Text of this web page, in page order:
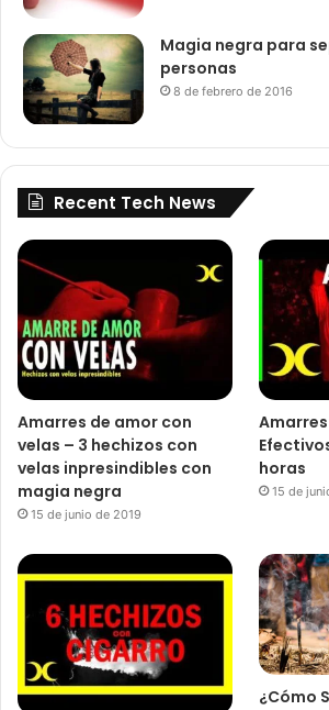
Magia negra para
personas
8 de febrero de 2016
Recent Tech News
Amarres de amor con
velas – 3 hechizos con
velas inpresindibles con
magia negra
15 de junio de 2019
horas
15 de
¿Cómo